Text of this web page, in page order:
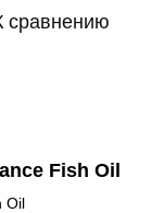
сравнению
Fish Oil